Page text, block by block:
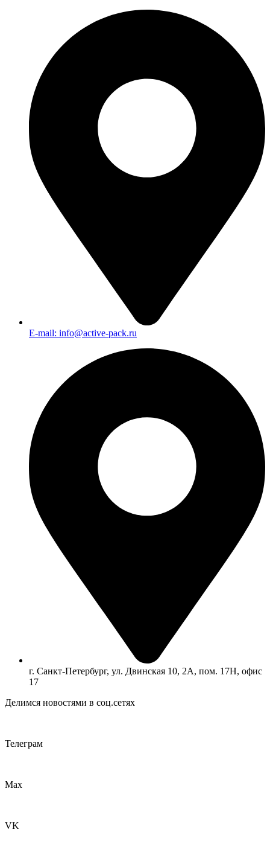
E-mail: info@active-pack.ru
г. Санкт-Петербург, ул. Двинская 10, 2А, пом. 17Н, офис
17
Делимся новостями в соц.сетях
Телеграм
Max
VK